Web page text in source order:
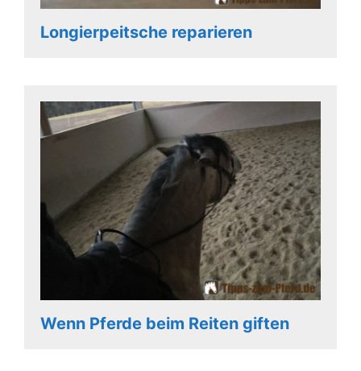
Longierpeitsche reparieren
Wenn Pferde beim Reiten giften